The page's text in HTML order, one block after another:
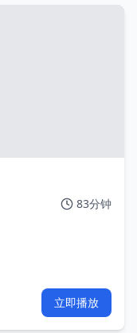
83分钟
立即播放